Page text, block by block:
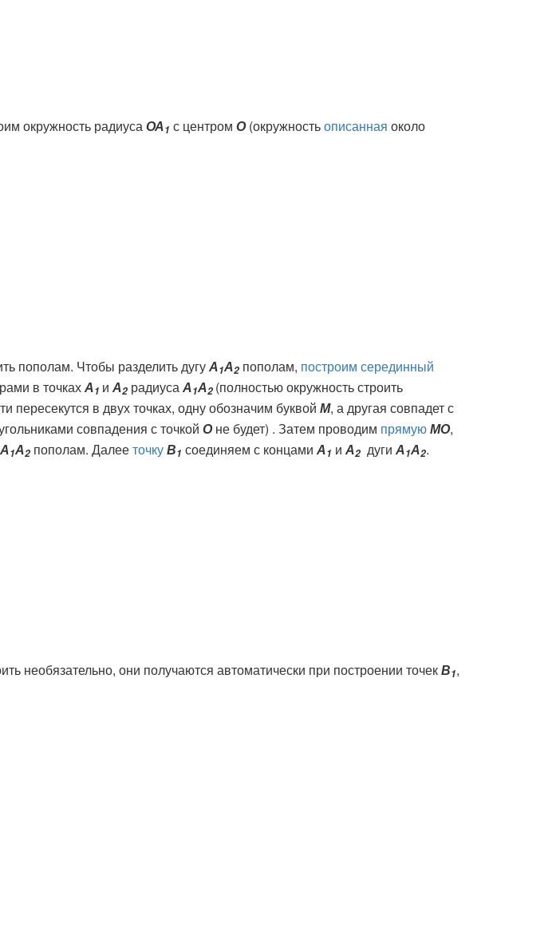
окружность радиусаОА1 с центром О(окружностьописанная около
пополам. Чтобы разделить дугуА1А2 пополам, построим серединный
в точкахА1 и А2 радиусаА1А2 (полностью окружность строить
в двух точках, одну обозначим буквой М, а другая совпадет с
совпадения с точкой Оне будет) . Затем проводим прямуюМО,
А1А2 пополам. ДалееточкуВ1 соединяем с концами А1 и А2 дуги А1А2.
необязательно, они получаются автоматически при построении точекВ1,